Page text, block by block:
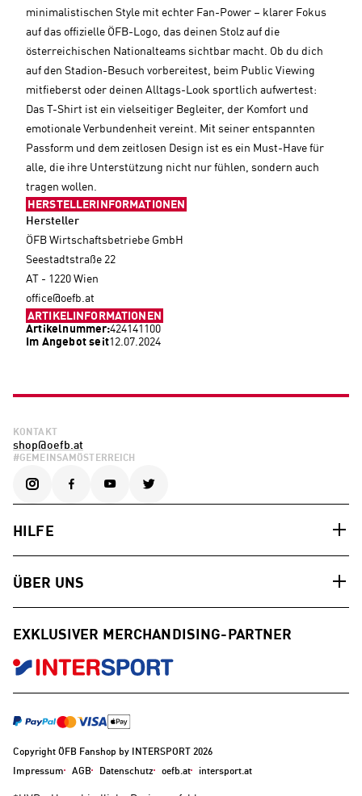
minimalistischen Style mit echter Fan-Power – klarer Fokus
auf das offizielle ÖFB-Logo, das deinen Stolz auf die
österreichischen Nationalteams sichtbar macht. Ob du dich
auf den Stadion-Besuch vorbereitest, beim Public Viewing
mitfieberst oder deinen Alltags-Look sportlich aufwertest:
Das T-Shirt ist ein vielseitiger Begleiter, der Komfort und
emotionale Verbundenheit vereint. Mit seiner entspannten
Passform und dem zeitlosen Design ist es ein Must-Have für
alle, die ihre Unterstützung nicht nur fühlen, sondern auch
tragen wollen.
HERSTELLERINFORMATIONEN
Hersteller
ÖFB Wirtschaftsbetriebe GmbH
Seestadtstraße 22
AT - 1220 Wien
office@oefb.at
ARTIKELINFORMATIONEN
Artikelnummer:424141100
Im Angebot seit12.07.2024
KONTAKT
shop@oefb.at
#GEMEINSAMÖSTERREICH
HILFE
ÜBER UNS
EXKLUSIVER MERCHANDISING-PARTNER
Copyright ÖFB Fanshop by INTERSPORT 2026
Impressum
AGB Datenschutz oefb.at intersport.at